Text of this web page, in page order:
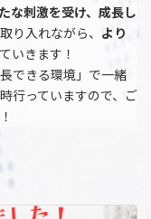
な刺激を受け、成長し
り入れながら、 より
いきます！
できる環境」で一緒
行っていますので、ご